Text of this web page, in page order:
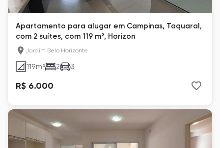
Apartamento para alugar em Campinas, Taquaral,
com 2 suítes, com 119 m², Horizon
Jardim Belo Horizonte
119m² 2 3
R$ 6.000